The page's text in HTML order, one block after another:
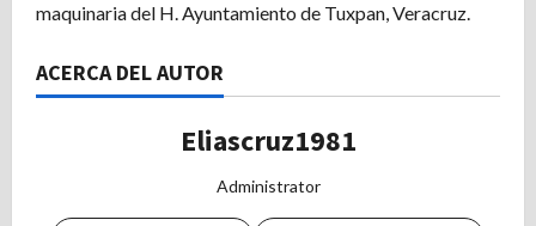
maquinaria del H. Ayuntamiento de Tuxpan, Veracruz.
ACERCA DEL AUTOR
Eliascruz1981
Administrator